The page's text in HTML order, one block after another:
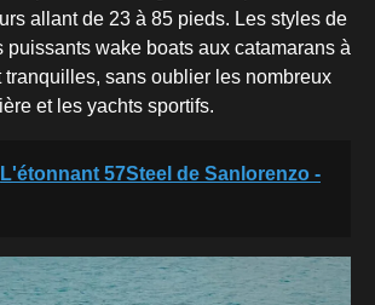
allant de 23 à 85 pieds. Les styles de
puissants wake boats aux catamarans à
sans oublier les nombreux
et les yachts sportifs.
L'étonnant 57Steel de Sanlorenzo -